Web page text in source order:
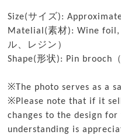
Size(サイズ):
Matelial(素材): Wine
ル、レジン）
Shape(形状): Pin brooch
※The photo serves as a
※Please note that if it
changes to the design
understanding is